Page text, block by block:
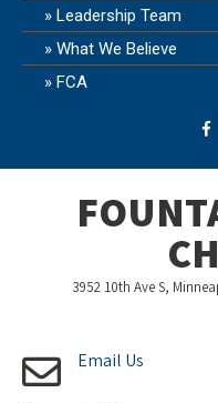
Leadership Team
What We Believe
FCA
3952 10th Ave S,
Email Us